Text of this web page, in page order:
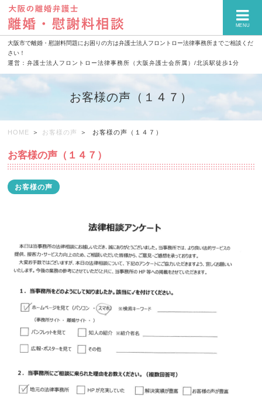
大阪市で離婚・慰謝料問題にお困りの方は弁護士法人フロントロー法律事務所までご相談くだ
さい！
運営：弁護士法人フロントロー法律事務所（大阪弁護士会所属）/北浜駅徒歩1分
MENU
お客様の声（１４７）
HOME お客様の声 お客様の声（１４７）
お客様の声（１４７）
お客様の声